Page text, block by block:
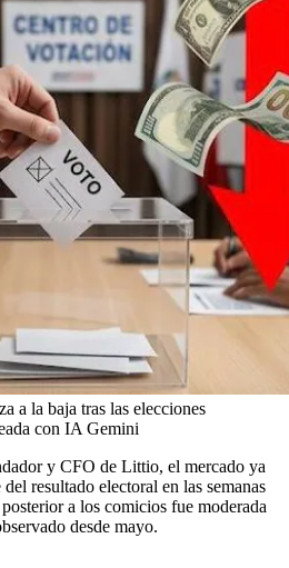
a la baja tras las elecciones
con IA Gemini
y CFO de Littio, el mercado ya
resultado electoral en las semanas
a los comicios fue moderada
desde mayo.